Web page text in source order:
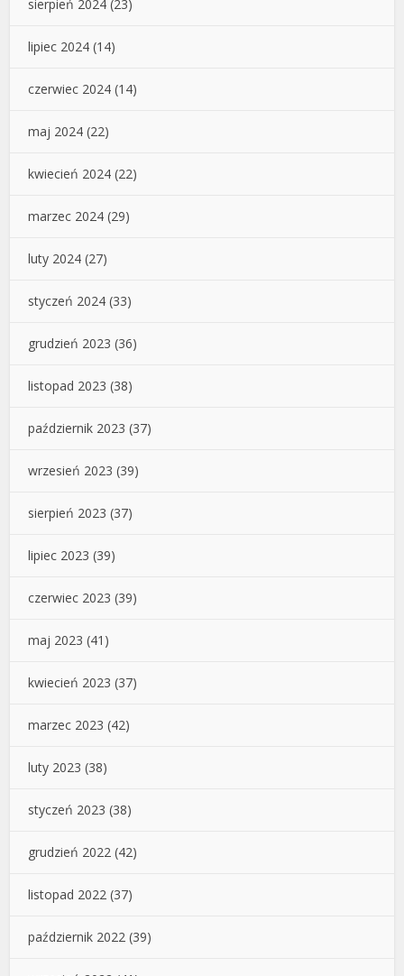
sierpień 2024 (23)
lipiec 2024 (14)
czerwiec 2024 (14)
maj 2024 (22)
kwiecień 2024 (22)
marzec 2024 (29)
luty 2024 (27)
styczeń 2024 (33)
grudzień 2023 (36)
listopad 2023 (38)
październik 2023 (37)
wrzesień 2023 (39)
sierpień 2023 (37)
lipiec 2023 (39)
czerwiec 2023 (39)
maj 2023 (41)
kwiecień 2023 (37)
marzec 2023 (42)
luty 2023 (38)
styczeń 2023 (38)
grudzień 2022 (42)
listopad 2022 (37)
październik 2022 (39)